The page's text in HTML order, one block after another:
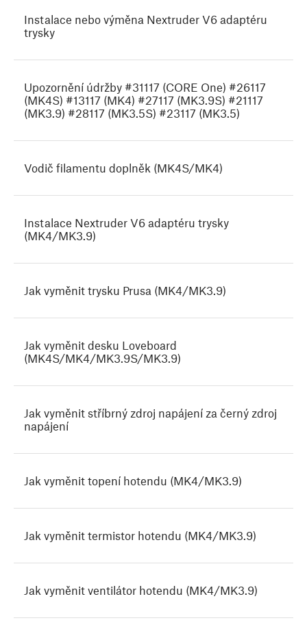
Instalace nebo výměna Nextruder V6 adaptéru
trysky
Upozornění údržby #31117 (CORE One) #26117
(MK4S) #13117 (MK4) #27117 (MK3.9S) #21117
(MK3.9) #28117 (MK3.5S) #23117 (MK3.5)
Vodič filamentu doplněk (MK4S/MK4)
Instalace Nextruder V6 adaptéru trysky
(MK4/MK3.9)
Jak vyměnit trysku Prusa (MK4/MK3.9)
Jak vyměnit desku Loveboard
(MK4S/MK4/MK3.9S/MK3.9)
Jak vyměnit stříbrný zdroj napájení za černý zdroj
napájení
Jak vyměnit topení hotendu (MK4/MK3.9)
Jak vyměnit termistor hotendu (MK4/MK3.9)
Jak vyměnit ventilátor hotendu (MK4/MK3.9)